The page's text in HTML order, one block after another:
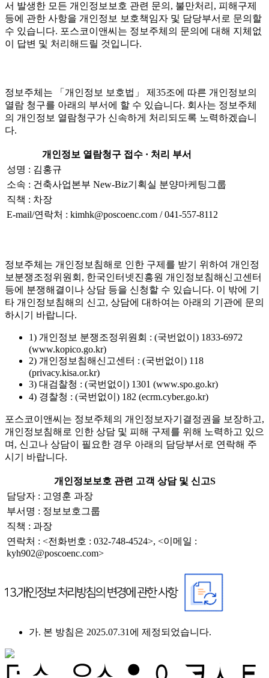
서 발생한 모든 개인정보보호 관련 문의, 불만처리, 피해구제
등에 관한 사항을 개인정보 보호책임자 및 담당부서로 문의할
수 있습니다. 포스코이앤씨는 정보주체의 문의에 대해 지체없
이 답변 및 처리해드릴 것입니다.
정보주체는 「개인정보 보호법」 제35조에 따른 개인정보의
열람 청구를 아래의 부서에 할 수 있습니다. 회사는 정보주체
의 개인정보 열람청구가 신속하게 처리되도록 노력하겠습니
다.
개인정보 열람청구 접수 · 처리 부서
성명 : 김홍규
소속 : 건축사업본부 New-Biz기획실 분양마케팅그룹
직책 : 차장
E-mail/연락처 : kimhk@poscoenc.com / 041-557-8112
정보주체는 개인정보침해로 인한 구제를 받기 위하여 개인정
보분쟁조정위원회, 한국인터넷진흥원 개인정보침해신고센터
등에 분쟁해결이나 상담 등을 신청할 수 있습니다. 이 밖에 기
타 개인정보침해의 신고, 상담에 대하여는 아래의 기관에 문의
하시기 바랍니다.
1) 개인정보 분쟁조정위원회 : (국번없이) 1833-6972
(www.kopico.go.kr)
2) 개인정보침해신고센터 : (국번없이) 118
(privacy.kisa.or.kr)
3) 대검찰청 : (국번없이) 1301 (www.spo.go.kr)
4) 경찰청 : (국번없이) 182 (ecrm.cyber.go.kr)
포스코이앤씨는 정보주체의 개인정보자기결정권을 보장하고,
개인정보침해로 인한 상담 및 피해 구제를 위해 노력하고 있으
며, 신고나 상담이 필요한 경우 아래의 담당부서로 연락해 주
시기 바랍니다.
개인정보보호 관련 고객 상담 및 신고S
담당자 : 고영훈 과장
부서명 : 정보보호그룹
직책 : 과장
연락처 : <전화번호 : 032-748-4524>, <이메일 :
kyh902@poscoenc.com>
가. 본 방침은 2025.07.31에 제정되었습니다.